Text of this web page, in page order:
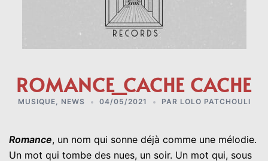
ROMANCE_CACHE CACHE
MUSIQUE, NEWS 04/05/2021 PAR LOLO PATCHOULI
Romance, un nom qui sonne déjà comme une mélodie.
Un mot qui tombe des nues, un soir. Un mot qui, sous